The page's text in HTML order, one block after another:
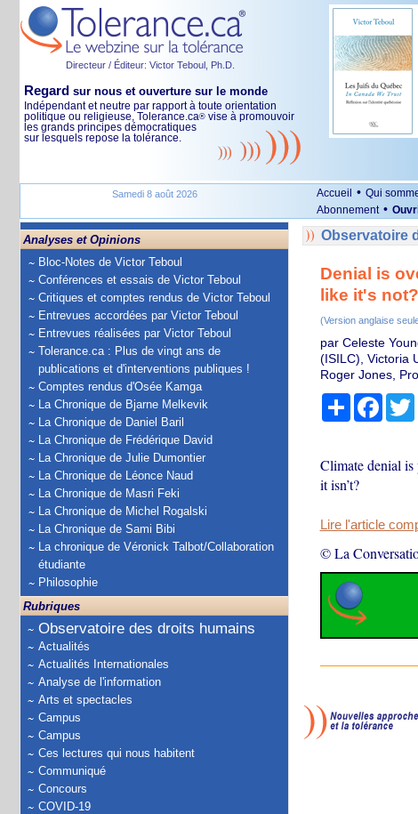
Directeur / Éditeur: Victor Teboul, Ph.D.
Regard sur nous et ouverture sur le monde
Indépendant et neutre par rapport à toute orientation
politique ou religieuse, Tolerance.ca® vise à promouvoir
les grands principes démocratiques
sur lesquels repose la tolérance.
Samedi 8 août 2026 Accueil • Qui
Abonnement •
Analyses et Opinions
Bloc-Notes de Victor Teboul
Conférences et essais de Victor Teboul
Critiques et comptes rendus de Victor Teboul
Entrevues accordées par Victor Teboul
Entrevues réalisées par Victor Teboul
Tolerance.ca : Plus de vingt ans de
publications et d'interventions publiques !
Comptes rendus d'Osée Kamga
La Chronique de Bjarne Melkevik
La Chronique de Daniel Baril
La Chronique de Frédérique David
La Chronique de Julie Dumontier
La Chronique de Léonce Naud
La Chronique de Masri Feki
La Chronique de Michel Rogalski
La Chronique de Sami Bibi
La chronique de Véronick Talbot/Collaboration
étudiante
Philosophie
Rubriques
Observatoire des droits humains
Actualités
Actualités Internationales
Analyse de l'information
Arts et spectacles
Campus
Campus
Ces lectures qui nous habitent
Communiqué
Concours
COVID-19
Observatoire
Denial is
like it's not?
(Version anglaise
par Celeste
(ISILC), Victoria
Roger Jones,
Partager
Climate denial
it isn’t?
Lire l'article
© La